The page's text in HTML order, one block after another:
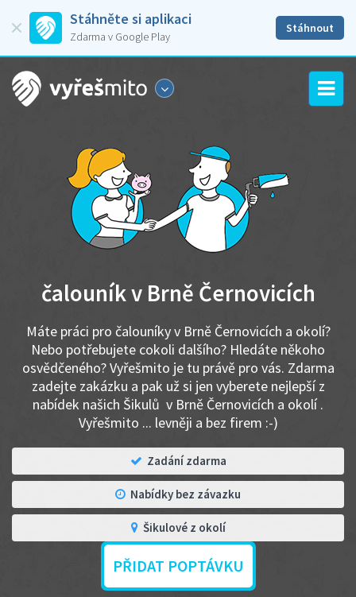
Stáhněte si aplikaci
Zdarma v Google Play
Stáhnout
čalouník v Brně Černovicích
Máte práci pro čalouníky v Brně Černovicích a okolí?
Nebo potřebujete cokoli dalšího? Hledáte někoho
osvědčeného? Vyřešmito je tu právě pro vás. Zdarma
zadejte zakázku a pak už si jen vyberete nejlepší z
nabídek našich Šikulů v Brně Černovicích a okolí .
Vyřešmito ... levněji a bez firem :-)
Zadání zdarma
Nabídky bez závazku
Šikulové z okolí
PŘIDAT POPTÁVKU